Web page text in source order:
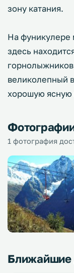
зону катания.
На фуникулере
здесь
великолепный
хорошую ясную
1 фотография
Ближайшие